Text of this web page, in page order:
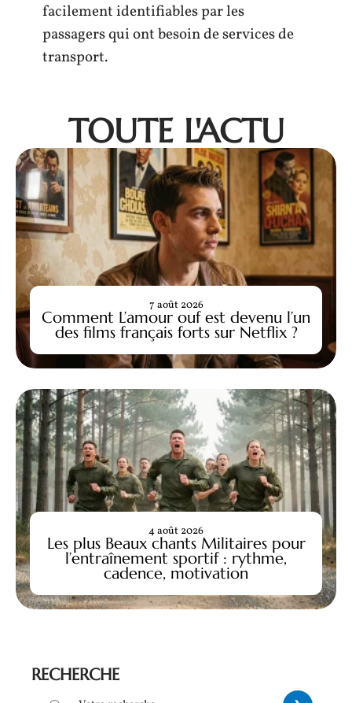
facilement identifiables par les
passagers qui ont besoin de services de
transport.
TOUTE L'ACTU
Comment L’amour ouf est devenu l’un
des films français forts sur Netflix ?
7 août 2026
Les plus Beaux chants Militaires pour
l’entraînement sportif : rythme,
cadence, motivation
4 août 2026
RECHERCHE